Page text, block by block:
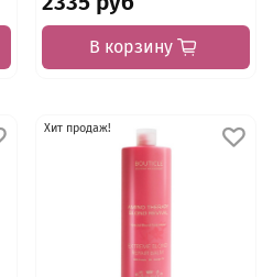
В корзину
Хит продаж!